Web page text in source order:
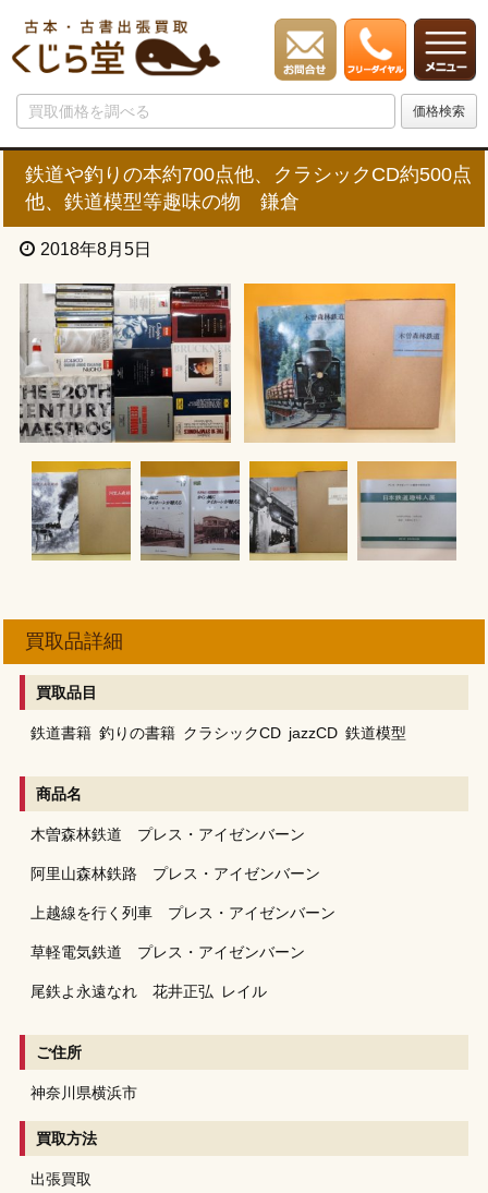
鉄道や釣りの本約700点他、クラシックCD約500点
他、鉄道模型等趣味の物 鎌倉
2018年8月5日
買取品詳細
買取品目
鉄道書籍 釣りの書籍 クラシックCD jazzCD 鉄道模型
商品名
木曽森林鉄道 プレス・アイゼンバーン
阿里山森林鉄路 プレス・アイゼンバーン
上越線を行く列車 プレス・アイゼンバーン
草軽電気鉄道 プレス・アイゼンバーン
尾鉄よ永遠なれ 花井正弘 レイル
ご住所
神奈川県横浜市
買取方法
出張買取